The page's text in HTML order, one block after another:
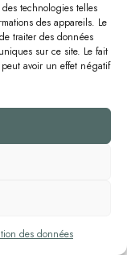
technologies telles
des appareils. Le
traiter des données
sur ce site. Le fait
avoir un effet négatif
des données